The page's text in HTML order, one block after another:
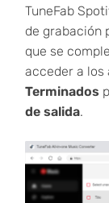
TuneFab
de grabación
que se
acceder a los
Terminados
de salida.